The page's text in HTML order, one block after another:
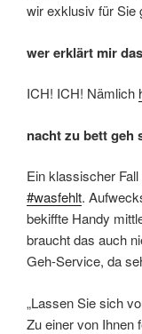
wir exklusiv für Sie
wer erklärt mir
ICH! ICH! Nämlich
nacht zu bett geh
Ein klassischer
#wasfehlt.
bekiffte Handy
braucht das auch
Geh-Service, da
„Lassen Sie sich
Zu einer von Ihnen